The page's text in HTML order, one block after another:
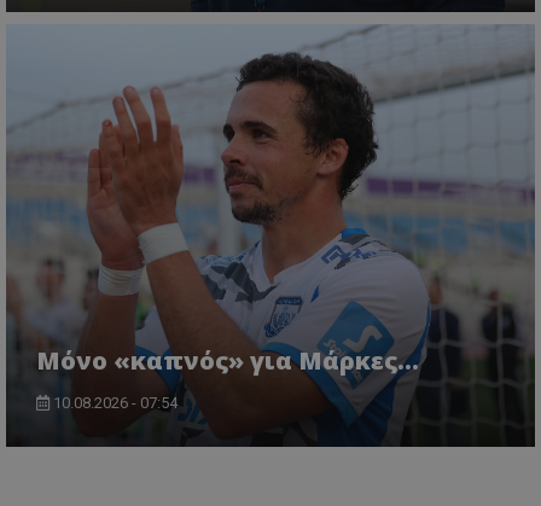
Μόνο «καπνός» για Μάρκες…
10.08.2026 - 07:54